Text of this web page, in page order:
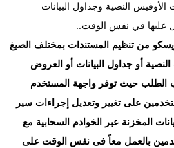
النصية وجداول البيانات
عليها في نفس الوقت..
من تنظيم المستندات بمختلف الصيغ
أو جداول البيانات أو العروض
الطلب حيث توفر واجهة المستخدم
على تغيير وتعديل إجراءات سير
المخزنة عبر الخوادم السحابية مع
بالعمل معاً فى نفس الوقت على